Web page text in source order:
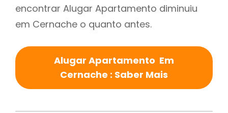
encontrar Alugar Apartamento diminuiu
em Cernache o quanto antes.
Alugar Apartamento Em
Cernache : Saber Mais